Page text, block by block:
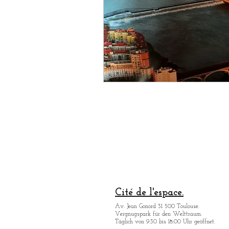
Cité de l'espace.
Av. Jean Gonord 31 500 Toulouse.
Vergnugspark für den Welttraum.
Täglich von 9:30 bis 18:00 Uhr geöffnet.